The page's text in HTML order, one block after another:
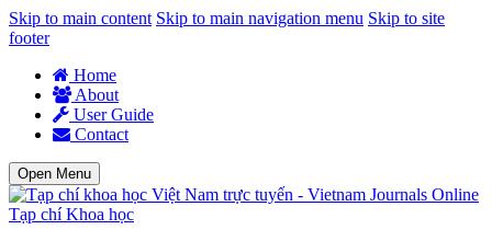
Skip to main content Skip to main navigation menu Skip to site
footer
Home
About
User Guide
Contact
Open Menu
Tạp chí Khoa học